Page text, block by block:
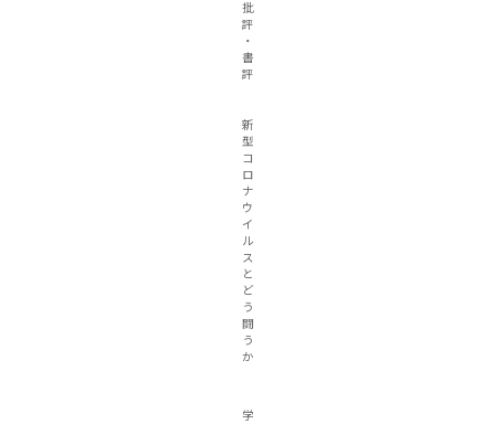
批
評
・
書
評
新
型
コ
ロ
ナ
ウ
イ
ル
ス
と
ど
う
闘
う
か
学